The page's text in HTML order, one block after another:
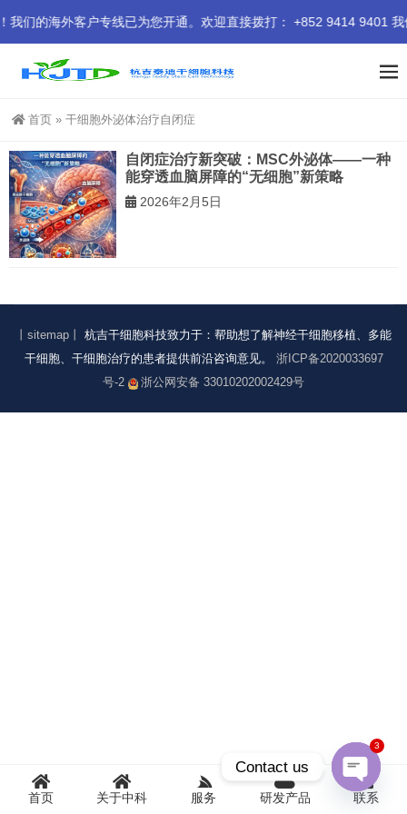
们的海外客户专线已为您开通。欢迎直接拨打： +852 9414 9401 我
首页 » 干细胞外泌体治疗自闭症
自闭症治疗新突破：MSC外泌体——一种
能穿透血脑屏障的“无细胞”新策略
2026年2月5日
丨sitemap丨
杭吉干细胞科技致力于：帮助想了解神经干细胞移植、多能
干细胞、干细胞治疗的患者提供前沿咨询意见。 浙ICP备2020033697
号-2
浙公网安备 33010202002429号
首页 关于中科 服务 研发产品 联系
Contact us
Open
3